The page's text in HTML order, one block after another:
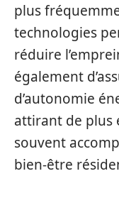
plus
technologies
réduire
également
d’autonomie
attirant de plus
souvent
bien-être